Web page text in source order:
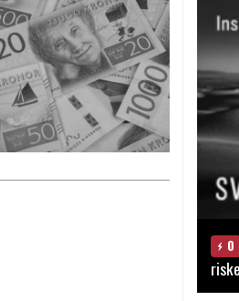
0